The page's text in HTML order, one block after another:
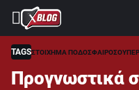
⚽ ΜΟΥΝΤΙΑΛ 2026
ΣΤΟΙΧΗΜΑ
CASINO
TAGSΣΤΟΙΧΗΜΑ ΠΟΔΟΣΦΑΙΡΟΣΟΥΠΕΡ
Προγνωστικά